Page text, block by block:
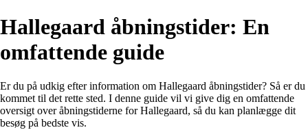
Hallegaard åbningstider: En
omfattende guide
Er du på udkig efter information om Hallegaard åbningstider? Så er du
kommet til det rette sted. I denne guide vil vi give dig en omfattende
oversigt over åbningstiderne for Hallegaard, så du kan planlægge dit
besøg på bedste vis.